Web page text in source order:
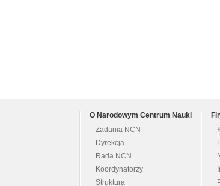
O Narodowym Centrum Nauki
Zadania NCN
Dyrekcja
Rada NCN
Koordynatorzy
Struktura